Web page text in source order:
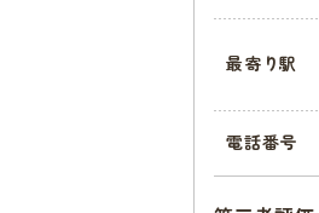
最寄り駅
電話番号